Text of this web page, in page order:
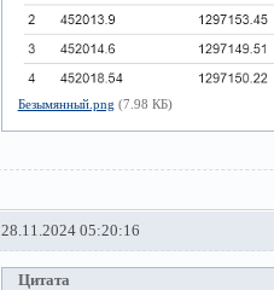
Безымянный.png (7.98 КБ)
28.11.2024 05:20:16
Цитата